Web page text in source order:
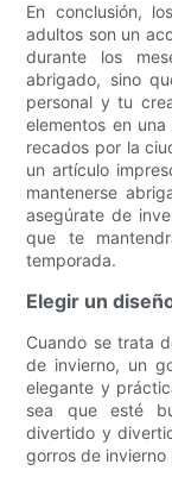
En conclusión,
adultos son un
durante los
abrigado, sino
personal y tu
elementos en
recados por la
un artículo
mantenerse
asegúrate de
que te
temporada.
Elegir un
Cuando se trata
de invierno, un
elegante y
sea que esté
divertido y
gorros de